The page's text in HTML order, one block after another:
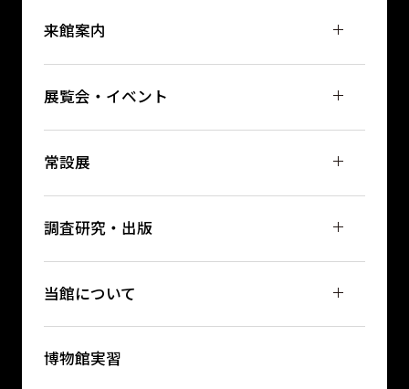
来館案内
展覧会・イベント
常設展
調査研究・出版
当館について
博物館実習